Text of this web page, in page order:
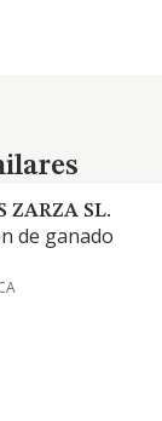
ZARZA SL.
de ganado